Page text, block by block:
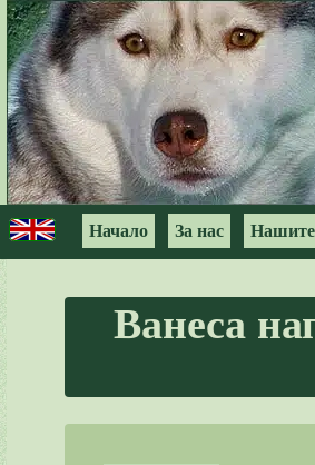
Начало За нас Нашите
Ванеса